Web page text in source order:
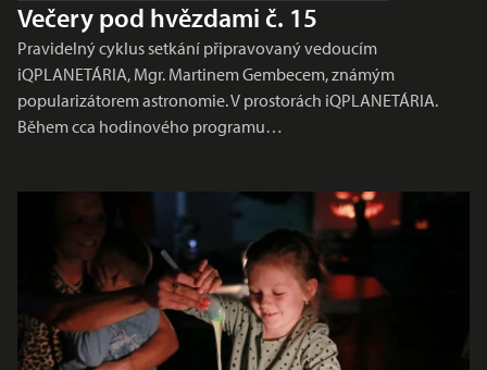
Večery pod hvězdami č. 15
Pravidelný cyklus setkání připravovaný vedoucím
iQPLANETÁRIA, Mgr. Martinem Gembecem, známým
popularizátorem astronomie. V prostorách iQPLANETÁRIA.
Během cca hodinového programu…